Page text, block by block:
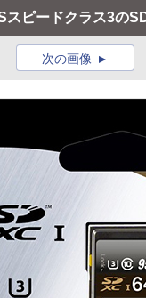
スピードクラス3の
次の画像